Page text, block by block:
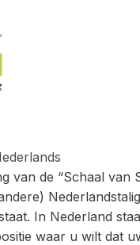
van de “Schaal
In Nederland
waar u wilt dat